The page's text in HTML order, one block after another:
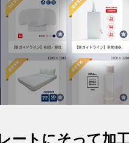
ートにそって加